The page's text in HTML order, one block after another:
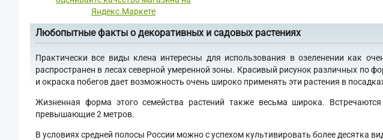
Любопытные факты о декоративных и садовых растениях
Практически все виды клена интересны для использования в озеленении как
распространен в лесах северной умеренной зоны. Красивый рисунок различных по
и окраска побегов дает возможность очень широко применять эти растения в
Жизненная форма этого семейства растений также весьма широка.
превышающие 2 метров.
В условиях средней полосы России можно с успехом культивировать более десятка